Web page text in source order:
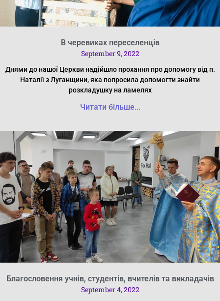
В черевиках переселенців
September 9, 2022
Днями до нашої Церкви надійшло прохання про допомогу від п.
Наталії з Луганщини, яка попросила допомогти знайти
розкладушку на ламелях
Читати більше...
Благословення учнів, студентів, вчителів та викладачів
September 4, 2022